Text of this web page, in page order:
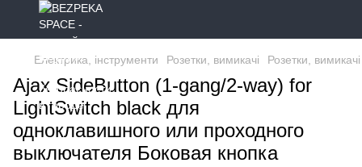
Електрика, інструменти Розетки, вимикачі Розетки,
Ajax SideButton (1-gang/2-way) for
LightSwitch black для
одноклавишного или проходного
выключателя Боковая кнопка